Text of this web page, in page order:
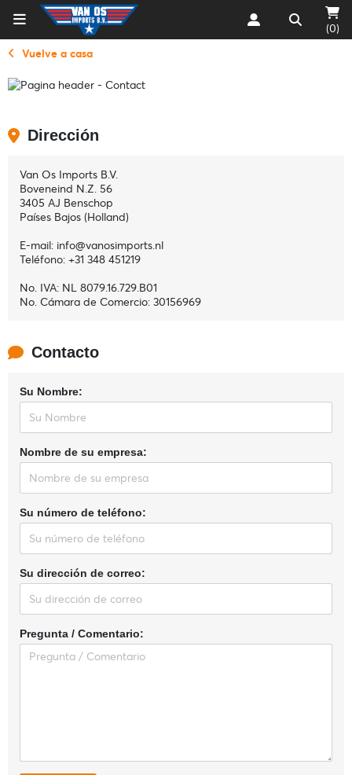
(0)
Vuelve a casa
Dirección
Van Os Imports B.V.
Boveneind N.Z. 56
3405 AJ Benschop
Países Bajos (Holland)
E-mail: info@vanosimports.nl
Teléfono: +31 348 451219
No. IVA: NL 8079.16.729.B01
No. Cámara de Comercio: 30156969
Contacto
Su Nombre:
Nombre de su empresa:
Su número de teléfono:
Su dirección de correo:
Pregunta / Comentario: